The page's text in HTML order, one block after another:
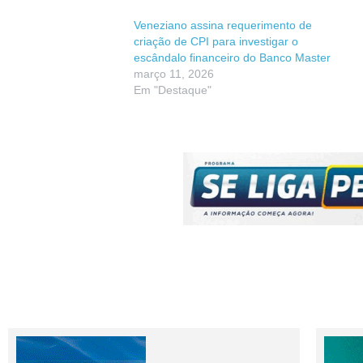
Veneziano assina requerimento de
criação de CPI para investigar o
escândalo financeiro do Banco Master
março 11, 2026
Em "Destaque"